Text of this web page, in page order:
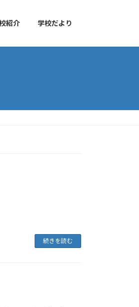
紹介 学校だより
続きを読む